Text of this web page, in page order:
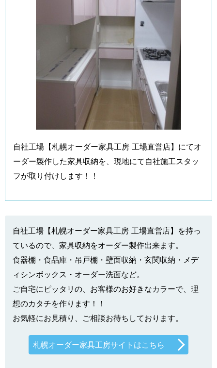
自社工場【札幌オーダー家具工房 工場直営店】にてオ
ーダー製作した家具収納を、現地にて自社施工スタッ
フが取り付けします！！
自社工場【札幌オーダー家具工房 工場直営店】を持っ
ているので、家具収納をオーダー製作出来ます。
食器棚・食品庫・吊戸棚・壁面収納・玄関収納・メデ
ィシンボックス・オーダー洗面など。
ご自宅にピッタリの、お客様のお好きなカラーで、理
想のカタチを作ります！！
お気軽にお見積り、ご相談お待ちしております。
札幌オーダー家具工房サイトはこちら